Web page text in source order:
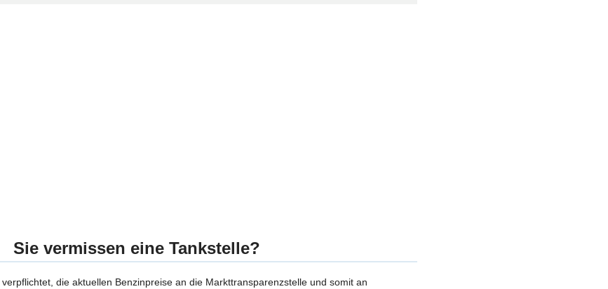
Sie vermissen eine Tankstelle?
die aktuellen Benzinpreise an die Markttransparenzstelle und somit an